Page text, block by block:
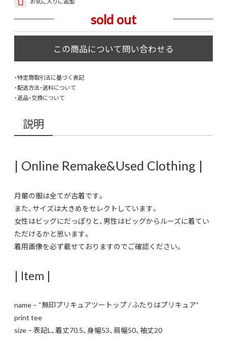
sold out
・特定商取引法に基づく表記
・配送方法・送料について
・返品・交換について
説明
| Online Remake&Used Clothing |
月暈の服は全てが古着です。
また、サイズは大きめをセレクトしています。
女性はビッグにだっぽりと、男性はビッグからルーズに着てい
ただけるかと思います。
着用画像を必ず載せておりますのでご確認ください。
| Item |
name – “無印プリキュアツートップ / ふたりはプリキュア”
print tee
size – 表記L、着丈70.5、身幅53、肩幅50、袖丈20